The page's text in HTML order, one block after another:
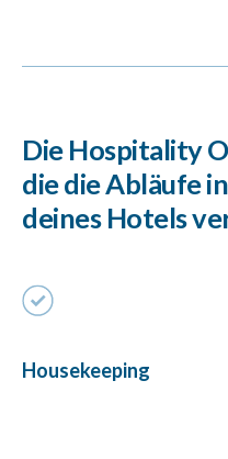
Die Hospitality
die die Abläufe
deines Hotels
Maintenance